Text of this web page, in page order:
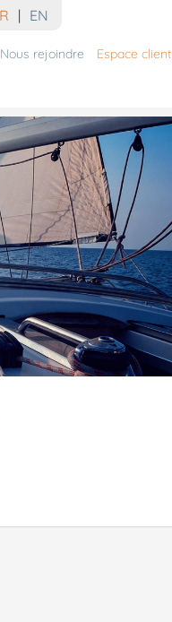
| EN
Nous rejoindre Espace client